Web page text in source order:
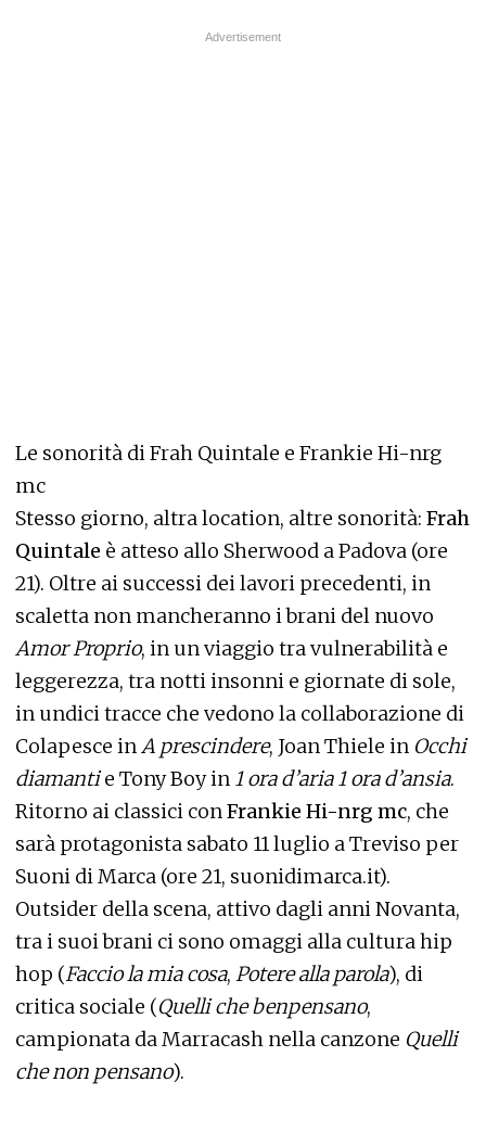
Le sonorità di Frah Quintale e Frankie Hi-nrg
mc
Stesso giorno, altra location, altre sonorità: Frah
Quintale è atteso allo Sherwood a Padova (ore
21). Oltre ai successi dei lavori precedenti, in
scaletta non mancheranno i brani del nuovo
Amor Proprio, in un viaggio tra vulnerabilità e
leggerezza, tra notti insonni e giornate di sole,
in undici tracce che vedono la collaborazione di
Colapesce inA prescindere, Joan Thiele in Occhi
diamantie Tony Boy in 1 ora d’aria 1 ora d’ansia.
Ritorno ai classici conFrankie Hi-nrg mc, che
sarà protagonista sabato 11 luglio a Treviso per
Suoni di Marca (ore 21, suonidimarca.it).
Outsider della scena, attivo dagli anni Novanta,
tra i suoi brani ci sono omaggi alla cultura hip
hop (Faccio la mia cosa, Potere alla parola), di
critica sociale (Quelli che benpensano,
campionata da Marracash nella canzone Quelli
che non pensano).